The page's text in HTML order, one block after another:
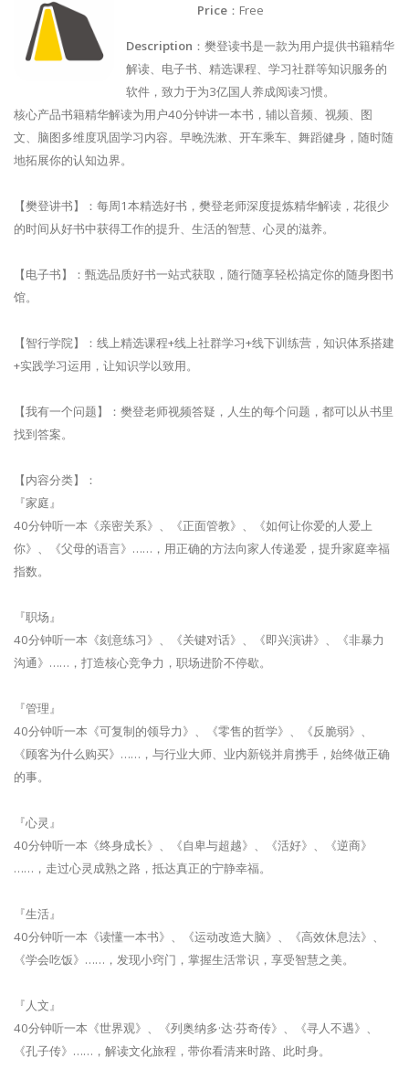
Price ：Free
Description ：樊登读书是一款为用户提供书籍精华
解读、电子书、精选课程、学习社群等知识服务的
软件，致力于为3亿国人养成阅读习惯。
核心产品书籍精华解读为用户40分钟讲一本书，辅以音频、视频、图
文、脑图多维度巩固学习内容。早晚洗漱、开车乘车、舞蹈健身，随时随
地拓展你的认知边界。
【樊登讲书】：每周1本精选好书，樊登老师深度提炼精华解读，花很少
的时间从好书中获得工作的提升、生活的智慧、心灵的滋养。
【电子书】：甄选品质好书一站式获取，随行随享轻松搞定你的随身图书
馆。
【智行学院】：线上精选课程+线上社群学习+线下训练营，知识体系搭建
+实践学习运用，让知识学以致用。
【我有一个问题】：樊登老师视频答疑，人生的每个问题，都可以从书里
找到答案。
【内容分类】：
『家庭』
40分钟听一本《亲密关系》、《正面管教》、《如何让你爱的人爱上
你》、《父母的语言》……，用正确的方法向家人传递爱，提升家庭幸福
指数。
『职场』
40分钟听一本《刻意练习》、《关键对话》、《即兴演讲》、《非暴力
沟通》……，打造核心竞争力，职场进阶不停歇。
『管理』
40分钟听一本《可复制的领导力》、《零售的哲学》、《反脆弱》、
《顾客为什么购买》……，与行业大师、业内新锐并肩携手，始终做正确
的事。
『心灵』
40分钟听一本《终身成长》、《自卑与超越》、《活好》、《逆商》
……，走过心灵成熟之路，抵达真正的宁静幸福。
『生活』
40分钟听一本《读懂一本书》、《运动改造大脑》、《高效休息法》、
《学会吃饭》……，发现小窍门，掌握生活常识，享受智慧之美。
『人文』
40分钟听一本《世界观》、《列奥纳多·达·芬奇传》、《寻人不遇》、
《孔子传》……，解读文化旅程，带你看清来时路、此时身。